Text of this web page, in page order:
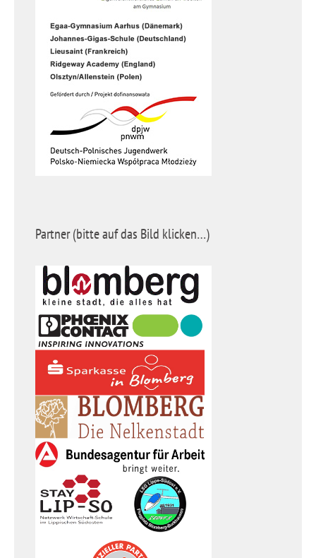
Partner (bitte auf das Bild klicken…)